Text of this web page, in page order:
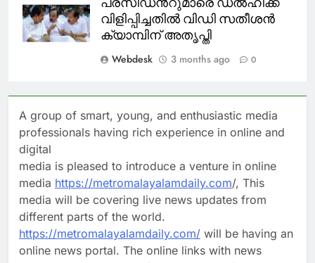
പ്രസിഡൻ്റുമാരെ ഡൽഹിക്ക്
വിളിപ്പിച്ചതിൽ വിഡി സതീശൻ
ക്യാമ്പിന് അതൃപ്തി
Webdesk
3 months ago 0
A group of smart, young, and enthusiastic media
professionals having rich experience in online and
digital
media is pleased to introduce a venture in online
media https://metromalayalamdaily.com/, This
media will be covering live news updates from
different parts of the world.
https://metromalayalamdaily.com/ will be having an
online news portal. The online links with news